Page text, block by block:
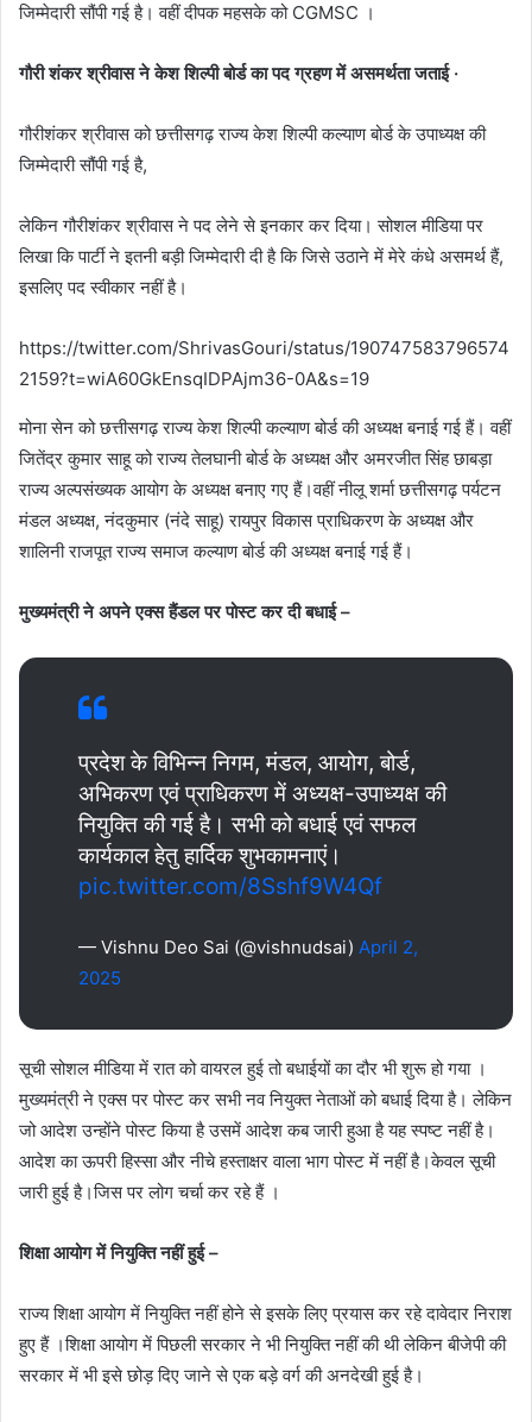
जिम्मेदारी सौंपी गई है। वहीं दीपक महसके को CGMSC ।
गौरी शंकर श्रीवास ने केश शिल्पी बोर्ड का पद ग्रहण में असमर्थता जताई ·
गौरीशंकर श्रीवास को छत्तीसगढ़ राज्य केश शिल्पी कल्याण बोर्ड के उपाध्यक्ष की
जिम्मेदारी सौंपी गई है,
लेकिन गौरीशंकर श्रीवास ने पद लेने से इनकार कर दिया। सोशल मीडिया पर
लिखा कि पार्टी ने इतनी बड़ी जिम्मेदारी दी है कि जिसे उठाने में मेरे कंधे असमर्थ हैं,
इसलिए पद स्वीकार नहीं है।
https://twitter.com/ShrivasGouri/status/190747583796574
2159?t=wiA60GkEnsqIDPAjm36-0A&s=19
मोना सेन को छत्तीसगढ़ राज्य केश शिल्पी कल्याण बोर्ड की अध्यक्ष बनाई गई हैं। वहीं
जितेंद्र कुमार साहू को राज्य तेलघानी बोर्ड के अध्यक्ष और अमरजीत सिंह छाबड़ा
राज्य अल्पसंख्यक आयोग के अध्यक्ष बनाए गए हैं।वहीं नीलू शर्मा छत्तीसगढ़ पर्यटन
मंडल अध्यक्ष, नंदकुमार (नंदे साहू) रायपुर विकास प्राधिकरण के अध्यक्ष और
शालिनी राजपूत राज्य समाज कल्याण बोर्ड की अध्यक्ष बनाई गई हैं।
मुख्यमंत्री ने अपने एक्स हैंडल पर पोस्ट कर दी बधाई –
प्रदेश के विभिन्न निगम, मंडल, आयोग, बोर्ड,
अभिकरण एवं प्राधिकरण में अध्यक्ष-उपाध्यक्ष की
नियुक्ति की गई है। सभी को बधाई एवं सफल
कार्यकाल हेतु हार्दिक शुभकामनाएं।
pic.twitter.com/8Sshf9W4Qf
— Vishnu Deo Sai (@vishnudsai) April 2,
2025
सूची सोशल मीडिया में रात को वायरल हुई तो बधाईयों का दौर भी शुरू हो गया ।
मुख्यमंत्री ने एक्स पर पोस्ट कर सभी नव नियुक्त नेताओं को बधाई दिया है। लेकिन
जो आदेश उन्होंने पोस्ट किया है उसमें आदेश कब जारी हुआ है यह स्पष्ट नहीं है।
आदेश का ऊपरी हिस्सा और नीचे हस्ताक्षर वाला भाग पोस्ट में नहीं है।केवल सूची
जारी हुई है।जिस पर लोग चर्चा कर रहे हैं ।
शिक्षा आयोग में नियुक्ति नहीं हुई –
राज्य शिक्षा आयोग में नियुक्ति नहीं होने से इसके लिए प्रयास कर रहे दावेदार निराश
हुए हैं ।शिक्षा आयोग में पिछली सरकार ने भी नियुक्ति नहीं की थी लेकिन बीजेपी की
सरकार में भी इसे छोड़ दिए जाने से एक बड़े वर्ग की अनदेखी हुई है।